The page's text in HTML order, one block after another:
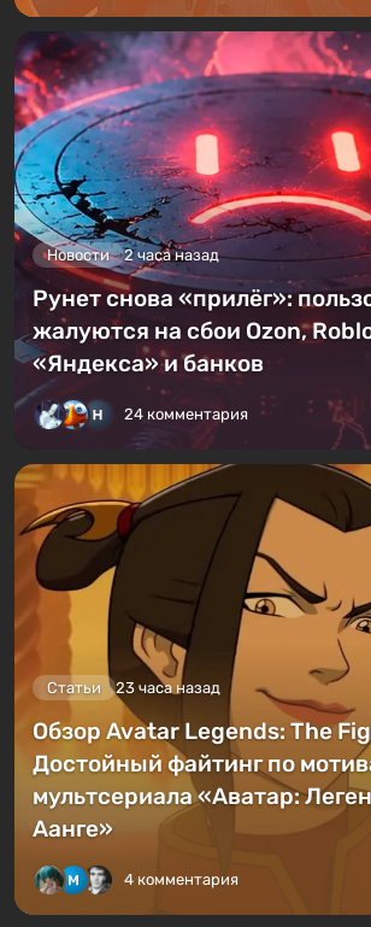
Новости 2 часа назад
Рунет снова «прилёг»:
жалуются на сбои Ozon,
«Яндекса» и банков
24 комментария
Статьи 23 часа назад
Обзор Avatar Legends: The
Достойный файтинг по
мультсериала «Аватар:
Аанге»
4 комментария